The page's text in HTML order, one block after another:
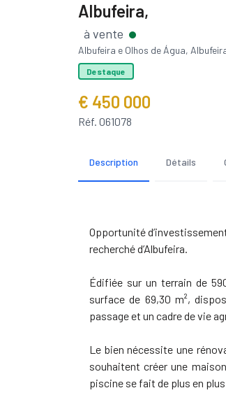
Albufeira,
à vente
Albufeira e Olhos de Água,
Destaque
€ 450 000
Réf. 061078
Description Détails
Opportunité
recherché d’Albufeira.
Édifiée sur un terrain de
surface de 69,30 m²,
passage et un cadre de vie
Le bien nécessite une
souhaitent créer une
piscine se fait de plus en